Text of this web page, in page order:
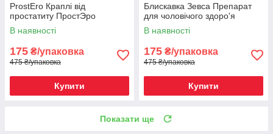
ProstEro Краплі від
простатиту ПростЭро
В наявності
175 ₴/упаковка
475 ₴/упаковка
Купити
Блискавка Зевса Препарат
для чоловічого здоро'я
В наявності
175 ₴/упаковка
475 ₴/упаковка
Купити
Показати ще